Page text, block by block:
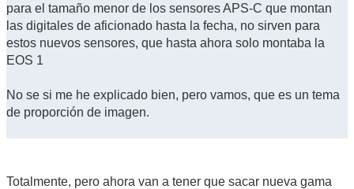
para el tamaño menor de los sensores APS-C que montan
las digitales de aficionado hasta la fecha, no sirven para
estos nuevos sensores, que hasta ahora solo montaba la
EOS 1
No se si me he explicado bien, pero vamos, que es un tema
de proporción de imagen.
Totalmente, pero ahora van a tener que sacar nueva gama